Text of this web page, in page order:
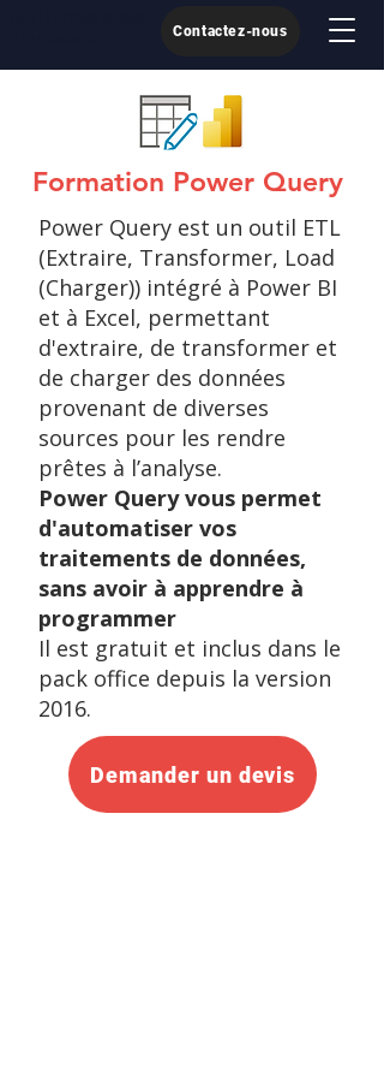
Contactez-nous
Formation Power Query
Power Query est un outil ETL
(Extraire, Transformer, Load
(Charger)) intégré à Power BI
et à Excel, permettant
d'extraire, de transformer et
de charger des données
provenant de diverses
sources pour les rendre
prêtes à l’analyse.
Power Query vous permet
d'automatiser vos
traitements de données,
sans avoir à apprendre à
programmer
Il est gratuit et inclus dans le
pack office depuis la version
2016.​
Demander un devis